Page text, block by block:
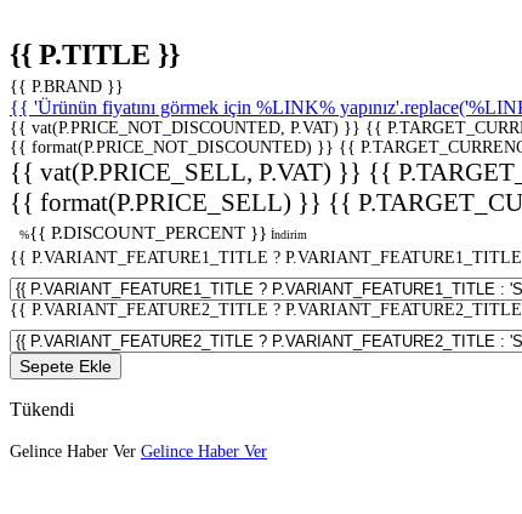
{{ P.TITLE }}
{{ P.BRAND }}
{{ 'Ürünün fiyatını görmek için %LINK%
{{ vat(P.PRICE_NOT_DISCOUNTED, P.VAT) }} {{
{{ format(P.PRICE_NOT_DISCOUNTED) }} {{
{{ vat(P.PRICE_SELL, P.VAT) }} {{
{{ format(P.PRICE_SELL) }} {{
%{{ P.DISCOUNT_PERCENT }} İndirim
{{ P.VARIANT_FEATURE1_TITLE ?
{{ P.VARIANT_FEATURE2_TITLE ?
Sepete Ekle
Tükendi
Gelince Haber Ver Gelince Haber Ver